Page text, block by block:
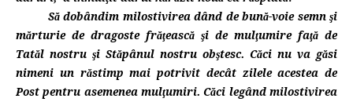
Să dobândim milostivirea dând de bună-voie semn şi
mărturie de dragoste frăţească şi de mulţumire faţă de
Tatăl nostru şi Stăpânul nostru obştesc. Căci nu va găsi
nimeni un răstimp mai potrivit decât zilele acestea de
Post pentru asemenea mulţumiri. Căci legând milostivirea